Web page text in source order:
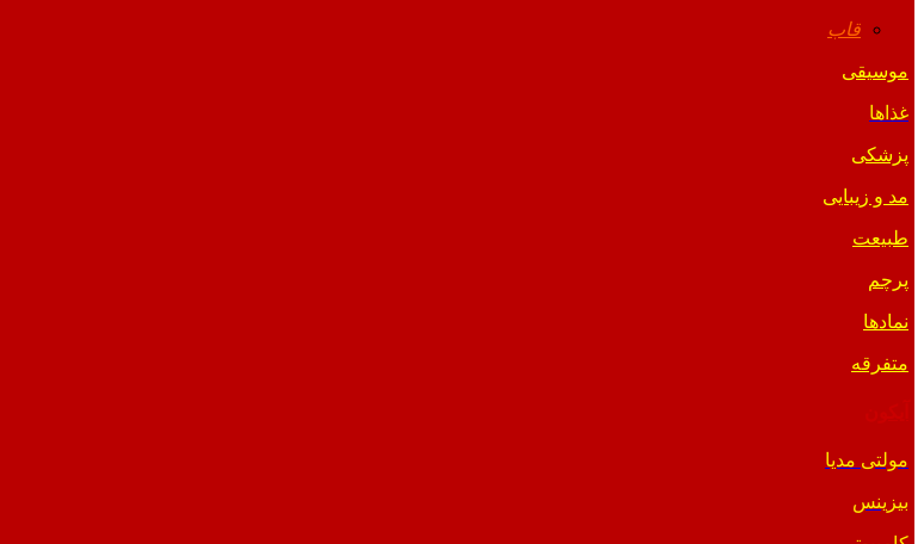
قاب
موسیقی
غذاها
پزشکی
مد و زیبایی
طبیعت
پرچم
نمادها
متفرقه
مولتی مدیا
بیزینس